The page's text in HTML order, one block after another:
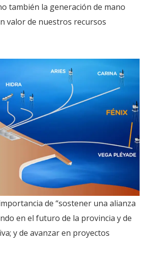
también la generación de mano
valor de nuestros recursos
de “sostener una alianza
en el futuro de la provincia y de
y de avanzar en proyectos